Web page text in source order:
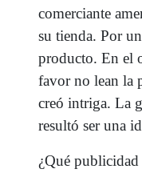
comerciante
su tienda. Por
producto. En el
favor no lean la
creó intriga. La
resultó ser una
¿Qué publicidad